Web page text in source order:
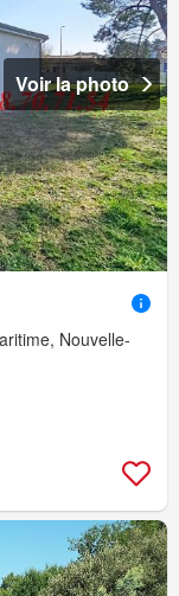
Voir la photo
Nouvelle-